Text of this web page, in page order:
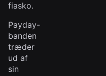
fiasko.
Payday-
banden
træder
ud af
sin